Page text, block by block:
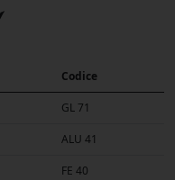
Codice
GL 71
ALU 41
FE 40